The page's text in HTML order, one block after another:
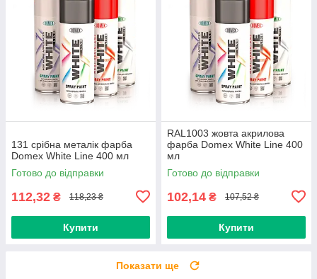
131 срібна металік фарба
Domex White Line 400 мл
Готово до відправки
112,32 ₴ 118,23 ₴
Купити
RAL1003 жовта акрилова
фарба Domex White Line 400
мл
Готово до відправки
102,14 ₴ 107,52 ₴
Купити
Показати ще